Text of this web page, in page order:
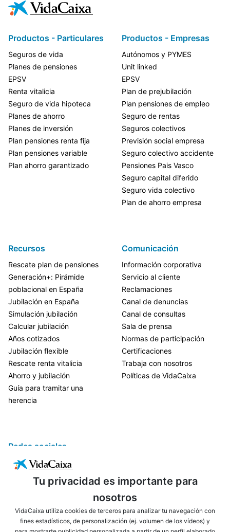
Tu privacidad es importante para
nosotros
VidaCaixa utiliza cookies de terceros para analizar tu navegación con
fines estadísticos, de personalización (ej. volumen de los vídeos) y
Productos - Particulares
Seguros de vida
Planes de pensiones
EPSV
Renta vitalicia
Seguro de vida hipoteca
Planes de ahorro
Planes de inversión
Plan pensiones renta fija
Plan pensiones variable
Plan ahorro garantizado
Productos - Empresas
Autónomos y PYMES
Unit linked
EPSV
Plan de prejubilación
Plan pensiones de empleo
Seguro de rentas
Seguros colectivos
Previsión social empresa
Seguro colectivo accidente
Pensiones Pais Vasco
Seguro capital diferido
Seguro vida colectivo
Plan de ahorro empresa
Recursos
Rescate plan de pensiones
Generación+: Pirámide
poblacional en España
Jubilación en España
Simulación jubilación
Calcular jubilación
Años cotizados
Jubilación flexible
Rescate renta vitalicia
Ahorro y jubilación
Guía para tramitar una
herencia
Comunicación
Información corporativa
Servicio al cliente
Reclamaciones
Canal de denuncias
Canal de consultas
Sala de prensa
Normas de participación
Certificaciones
Trabaja con nosotros
Políticas de VidaCaixa
Redes sociales